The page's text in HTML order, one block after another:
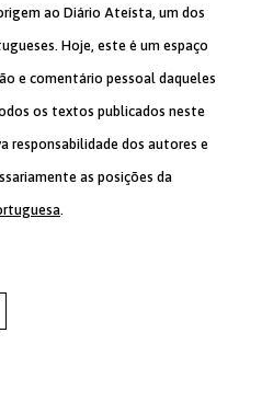
ao Diário Ateísta, um dos
Hoje, este é um espaço
e comentário pessoal daqueles
os textos publicados neste
responsabilidade dos autores e
as posições da
.